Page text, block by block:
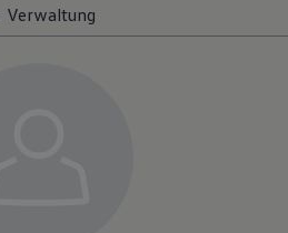
Verwaltung